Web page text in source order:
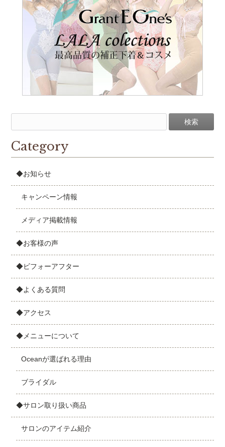
Category
◆お知らせ
キャンペーン情報
メディア掲載情報
◆お客様の声
◆ビフォーアフター
◆よくある質問
◆アクセス
◆メニューについて
Oceanが選ばれる理由
ブライダル
◆サロン取り扱い商品
サロンのアイテム紹介